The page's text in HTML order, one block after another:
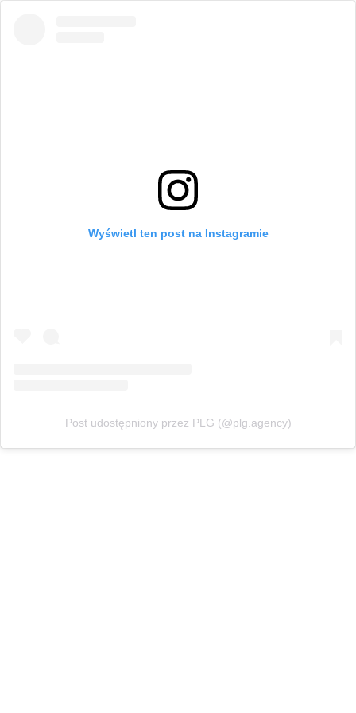
Wyświetl ten post na Instagramie
Post udostępniony przez PLG (@plg.agency)